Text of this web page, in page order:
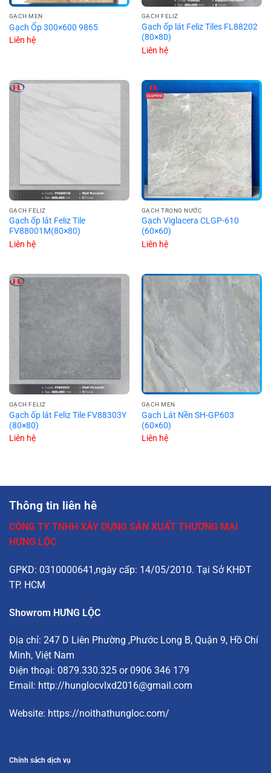
GẠCH MEN
Gạch Ốp 300×600 9865
Liên hệ
GẠCH FELIZ
Gạch ốp lát Feliz Tiles FL88202
(80×80)
Liên hệ
GẠCH FELIZ
Gạch ốp lát Feliz Tile
FV88001M(80×80)
Liên hệ
GẠCH TRONG NƯỚC
Gạch Viglacera CLGP-610
(60×60)
Liên hệ
GẠCH FELIZ
Gạch ốp lát Feliz Tile FV88303Y
(80×80)
Liên hệ
GẠCH MEN
Gạch Lát Nền SH-GP603
(60×60)
Liên hệ
Thông tin liên hê
CÔNG TY TNHH XÂY DỰNG SẢN XUẤT THƯƠNG MẠI
HƯNG LỘC
GPKD: 0310000641,ngày cấp: 14/05/2010. Tại Sở KHĐT
TP. HCM
Showrom HƯNG LỘC
Địa chỉ: 247 D Liên Phường ,Phước Long B, Quận 9, Hồ Chí
Minh, Việt Nam
Điện thoại: 0879.330.325 or 0906 346 179
Email: http://hunglocvlxd2016@gmail.com
Website: https://noithathungloc.com/
Chính sách dịch vụ